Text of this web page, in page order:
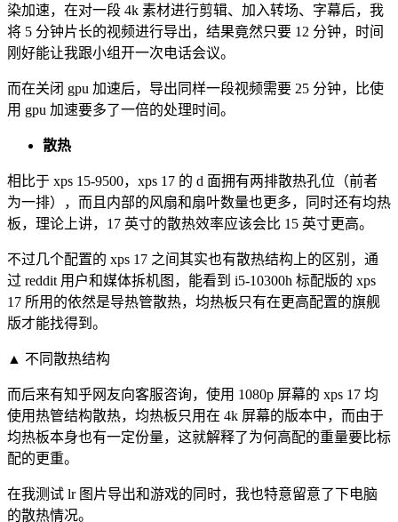
染加速，在对一段 4k 素材进行剪辑、加入转场、字幕后，我
将 5 分钟片长的视频进行导出，结果竟然只要 12 分钟，时间
刚好能让我跟小组开一次电话会议。
而在关闭 gpu 加速后，导出同样一段视频需要 25 分钟，比使
用 gpu 加速要多了一倍的处理时间。
散热
相比于 xps 15-9500，xps 17 的 d 面拥有两排散热孔位（前者
为一排），而且内部的风扇和扇叶数量也更多，同时还有均热
板，理论上讲，17 英寸的散热效率应该会比 15 英寸更高。
不过几个配置的 xps 17 之间其实也有散热结构上的区别，通
过 reddit 用户和媒体拆机图，能看到 i5-10300h 标配版的 xps
17 所用的依然是导热管散热，均热板只有在更高配置的旗舰
版才能找得到。
▲ 不同散热结构
而后来有知乎网友向客服咨询，使用 1080p 屏幕的 xps 17 均
使用热管结构散热，均热板只用在 4k 屏幕的版本中，而由于
均热板本身也有一定份量，这就解释了为何高配的重量要比标
配的更重。
在我测试 lr 图片导出和游戏的同时，我也特意留意了下电脑
的散热情况。